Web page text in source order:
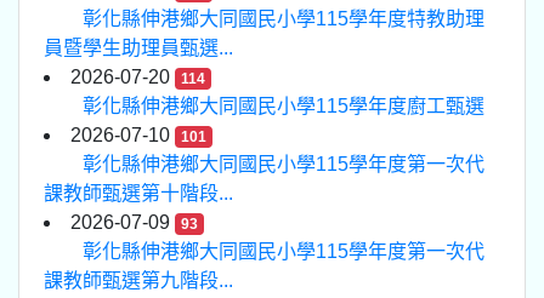
彰化縣伸港鄉大同國民小學115學年度特教助理
員暨學生助理員甄選...
2026-07-20
114
彰化縣伸港鄉大同國民小學115學年度廚工甄選
2026-07-10
101
彰化縣伸港鄉大同國民小學115學年度第一次代
課教師甄選第十階段...
2026-07-09
93
彰化縣伸港鄉大同國民小學115學年度第一次代
課教師甄選第九階段...